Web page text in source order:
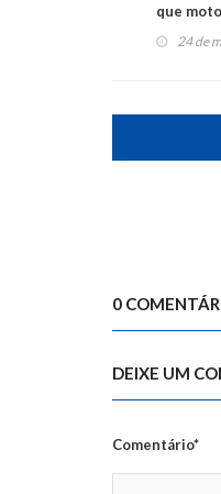
que
24 de
0
DEIXE UM
Comentário*